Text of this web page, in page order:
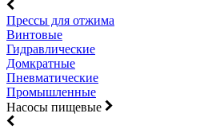
Прессы для отжима
Винтовые
Гидравлические
Домкратные
Пневматические
Промышленные
Насосы пищевые